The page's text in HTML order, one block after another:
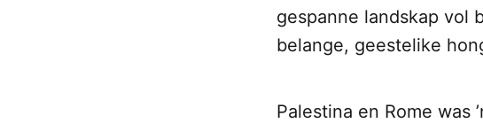
gespanne landskap vol
belange, geestelike
Palestina en Rome was